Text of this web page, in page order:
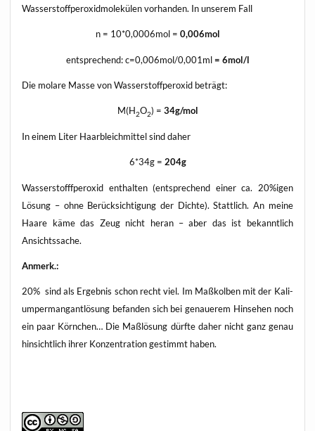
Was­ser­stoff­per­oxid­mo­le­kü­len vor­han­den. In unse­rem Fall
n = 10*0,0006mol = 0,006mol
ent­spre­chend: c=0,006mol/0,001ml= 6mol/l
Die mola­re Mas­se von Was­ser­stoff­per­oxid beträgt:
M(H2O2) = 34g/mol
In einem Liter Haarb­leich­mit­tel sind daher
6*34g = 204g
Was­ser­stofffper­oxid ent­hal­ten (ent­spre­chend einer ca. 20%igen
Lösung – ohne Berück­sich­ti­gung der Dich­te). Statt­lich. An mei­ne
Haa­re käme das Zeug nicht her­an – aber das ist bekannt­lich
Ansichtssache.
Anmerk.:
20% sind als Ergeb­nis schon recht viel. Im Maß­kol­ben mit der Kali­
um­per­mangant­lö­sung befan­den sich bei genaue­rem Hin­se­hen noch
ein paar Körn­chen… Die Maß­lö­sung dürf­te daher nicht ganz genau
hin­sicht­lich ihrer Kon­zen­tra­ti­on gestimmt haben.